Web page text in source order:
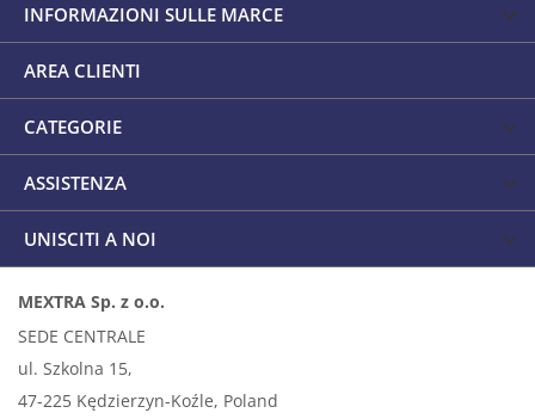
INFORMAZIONI SULLE MARCE
AREA CLIENTI
CATEGORIE
ASSISTENZA
UNISCITI A NOI
MEXTRA Sp. z o.o.
SEDE CENTRALE
ul. Szkolna 15,
47-225 Kędzierzyn-Koźle, Poland